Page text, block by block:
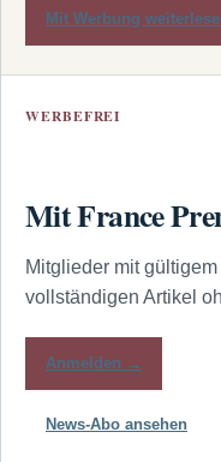
Mit Werbung
WERBEFREI
Mit France
Mitglieder mit
vollständigen Artikel
Anmelden →
News-Abo ansehen